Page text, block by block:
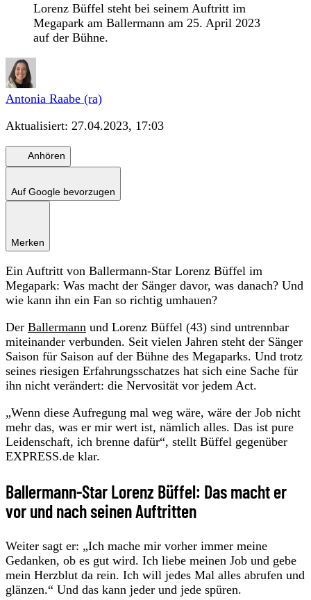
Lorenz Büffel steht bei seinem Auftritt im
Megapark am Ballermann am 25. April 2023
auf der Bühne.
Antonia Raabe (ra)
Aktualisiert: 27.04.2023, 17:03
Anhören
Auf Google bevorzugen
Merken
Ein Auftritt von Ballermann-Star Lorenz Büffel im
Megapark: Was macht der Sänger davor, was danach? Und
wie kann ihn ein Fan so richtig umhauen?
Der Ballermann und Lorenz Büffel (43) sind untrennbar
miteinander verbunden. Seit vielen Jahren steht der Sänger
Saison für Saison auf der Bühne des Megaparks. Und trotz
seines riesigen Erfahrungsschatzes hat sich eine Sache für
ihn nicht verändert: die Nervosität vor jedem Act.
„Wenn diese Aufregung mal weg wäre, wäre der Job nicht
mehr das, was er mir wert ist, nämlich alles. Das ist pure
Leidenschaft, ich brenne dafür“, stellt Büffel gegenüber
EXPRESS.de klar.
Ballermann-Star Lorenz Büffel: Das macht er
vor und nach seinen Auftritten
Weiter sagt er: „Ich mache mir vorher immer meine
Gedanken, ob es gut wird. Ich liebe meinen Job und gebe
mein Herzblut da rein. Ich will jedes Mal alles abrufen und
glänzen.“ Und das kann jeder und jede spüren.